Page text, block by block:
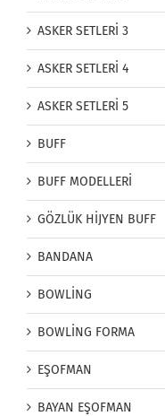
ASKER SETLERİ 3
ASKER SETLERİ 4
ASKER SETLERİ 5
BUFF
BUFF MODELLERİ
GÖZLÜK HİJYEN BUFF
BANDANA
BOWLİNG
BOWLİNG FORMA
EŞOFMAN
BAYAN EŞOFMAN